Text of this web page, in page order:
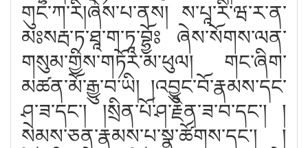
གུང་ཀ་རི།ཞེས་པ་ནས། ས་པཱ་རི་ཝ་ར་ན་
མཿསརྦ་ཏ་ཐཱ་ག་ཏཱ་བྷྱོཿ ཞེས་སོགས་ལན་
གསུམ་གྱིས་གཏོར་མ་ཕུལ། གང་ཞིག་
མཚན་མོ་རྒྱུ་བ་ཡི། །འབྱུང་བོ་རྣམས་དང་
ཤ་ཟ་དང༌། །སྲིན་པོ་ཤ་རྗེན་ཟ་བ་དང༌། །
སེམས་ཅན་རྣམས་པ་སྣ་ཚོགས་དང༌། །